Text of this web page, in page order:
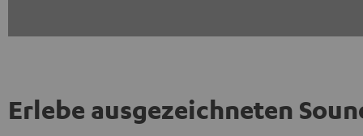
Erlebe ausgezeichneten